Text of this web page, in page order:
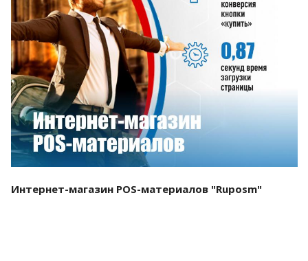
Смотреть проект
Интернет-магазин POS-материалов "Ruposm"